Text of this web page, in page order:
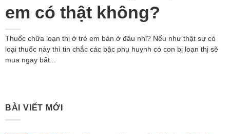
em có thật không?
Thuốc chữa loạn thị ở trẻ em bán ở đâu nhỉ? Nếu như thật sự có
loại thuốc này thì tin chắc các bậc phụ huynh có con bị loạn thị sẽ
mua ngay bất...
BÀI VIẾT MỚI